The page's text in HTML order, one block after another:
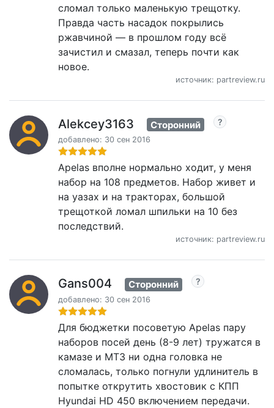
сломал только маленькую трещотку.
Правда часть насадок покрылись
ржавчиной — в прошлом году всё
зачистил и смазал, теперь почти как
новое.
источник: partreview.ru
Alekcey3163 Сторонний
добавлено: 30 сен 2016
Apelas вполне нормально ходит, у меня
набор на 108 предметов. Набор живет и
на уазах и на тракторах, большой
трещоткой ломал шпильки на 10 без
последствий.
источник: partreview.ru
Gans004 Сторонний
добавлено: 30 сен 2016
Для бюджетки посоветую Apelas пару
наборов посей день (8-9 лет) тружатся в
камазе и МТЗ ни одна головка не
сломалась, только погнули удлинитель в
попытке открутить хвостовик с КПП
Hyundai HD 450 включением передачи.